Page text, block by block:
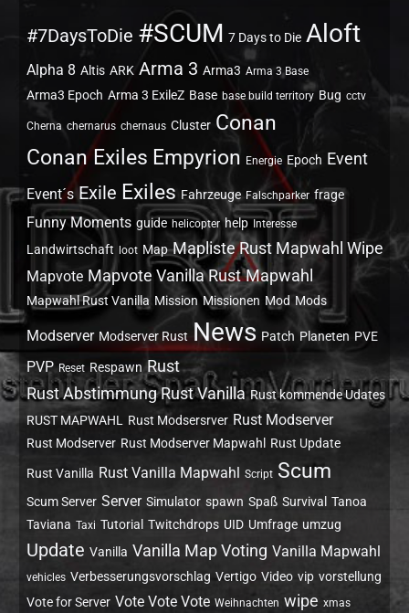
#7DaysToDie #SCUM 7 Days to Die Aloft
Alpha 8 Altis ARK Arma 3 Arma3 Arma 3 Base
Arma3 Epoch Arma 3 ExileZ Base base build territory Bug cctv
Cherna chernarus chernaus Cluster Conan
Conan Exiles Empyrion Energie Epoch Event
Event´s Exile Exiles Fahrzeuge Falschparker frage
Funny Moments guide helicopter help Interesse
Landwirtschaft loot Map Mapliste Rust Mapwahl Wipe
Mapvote Mapvote Vanilla Rust Mapwahl
Mapwahl Rust Vanilla Mission Missionen Mod Mods
Modserver Modserver Rust News Patch Planeten PVE
PVP Reset Respawn Rust
Rust Abstimmung Rust Vanilla Rust kommende Udates
RUST MAPWAHL
Rust Modsersrver Rust Modserver
Rust Modserver Rust Modserver Mapwahl Rust Update
Rust Vanilla Rust Vanilla Mapwahl Script Scum
Scum Server Server Simulator spawn Spaß Survival Tanoa
Taviana Taxi Tutorial Twitchdrops UID Umfrage umzug
Update Vanilla Vanilla Map Voting Vanilla Mapwahl
vehicles Verbesserungsvorschlag Vertigo Video vip vorstellung
Vote for Server Vote Vote Vote Weihnachten wipe xmas